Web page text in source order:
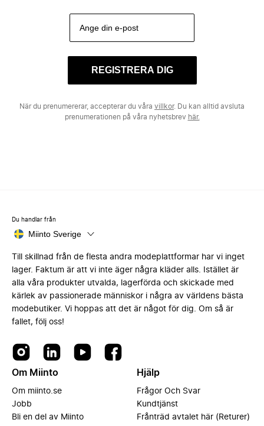
REGISTRERA DIG
När du prenumererar, accepterar du våra villkor. Du kan alltid avsluta
prenumerationen på våra nyhetsbrev här.
Du handlar från
Miinto Sverige
Till skillnad från de flesta andra modeplattformar har vi inget
lager. Faktum är att vi inte äger några kläder alls. Istället är
alla våra produkter utvalda, lagerförda och skickade med
kärlek av passionerade människor i några av världens bästa
modebutiker. Vi hoppas att det är något för dig. Om så är
fallet, följ oss!
Om Miinto
Om miinto.se
Jobb
Bli en del av Miinto
Hjälp
Frågor Och Svar
Kundtjänst
Frånträd avtalet här (Returer)